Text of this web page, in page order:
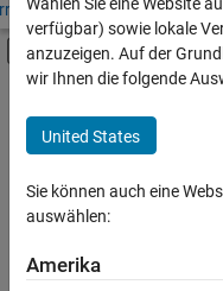
– Übersicht
Umschaltung
Hauptinhalt
Information Technology
Infrastructure and
Software Process
+2
Derzeit
verfügbar) sowie lokale
anzuzeigen. Auf der
wir Ihnen die folgende
United States
Sie können auch eine
auswählen:
Amerika